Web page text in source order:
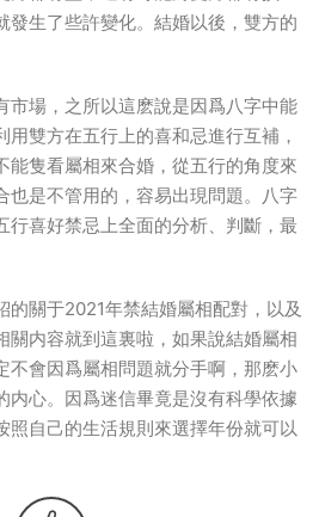
發生了些許變化。結婚以後，雙方的
市場，之所以這麽說是因爲八字中能
雙方在五行上的喜和忌進行互補，
能隻看屬相來合婚，從五行的角度來
也是不管用的，容易出現問題。八字
行喜好禁忌上全面的分析、判斷，最
的關于2021年禁結婚屬相配對，以及
關内容就到這裏啦，如果說結婚屬相
不會因爲屬相問題就分手啊，那麽小
内心。因爲迷信畢竟是沒有科學依據
照自己的生活規則來選擇年份就可以